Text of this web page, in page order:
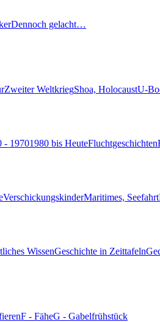
Dennoch gelacht…
Zweiter WeltkriegShoa, HolocaustU-
- 19701980 bis HeuteFluchtgeschichten
VerschickungskinderMaritimes, Seefahrt
WissenGeschichte in Zeittafeln
F - FäheG - Gabelfrühstück